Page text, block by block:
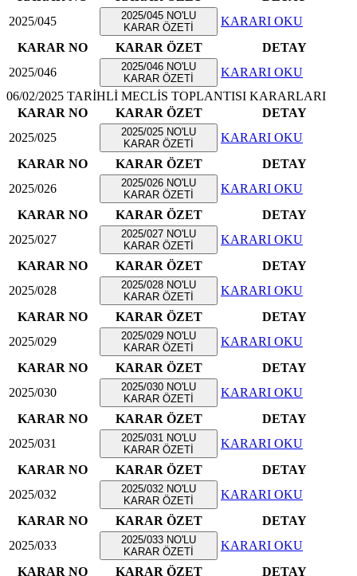
2025/045
2025/045 NO'LU
KARAR ÖZETİ
KARARI OKU
KARAR NO
KARAR ÖZET
DETAY
2025/046
2025/046 NO'LU
KARAR ÖZETİ
KARARI OKU
06/02/2025 TARİHLİ MECLİS TOPLANTISI KARARLARI
KARAR NO
KARAR ÖZET
DETAY
2025/025
2025/025 NO'LU
KARAR ÖZETİ
KARARI OKU
KARAR NO
KARAR ÖZET
DETAY
2025/026
2025/026 NO'LU
KARAR ÖZETİ
KARARI OKU
KARAR NO
KARAR ÖZET
DETAY
2025/027
2025/027 NO'LU
KARAR ÖZETİ
KARARI OKU
KARAR NO
KARAR ÖZET
DETAY
2025/028
2025/028 NO'LU
KARAR ÖZETİ
KARARI OKU
KARAR NO
KARAR ÖZET
DETAY
2025/029
2025/029 NO'LU
KARAR ÖZETİ
KARARI OKU
KARAR NO
KARAR ÖZET
DETAY
2025/030
2025/030 NO'LU
KARAR ÖZETİ
KARARI OKU
KARAR NO
KARAR ÖZET
DETAY
2025/031
2025/031 NO'LU
KARAR ÖZETİ
KARARI OKU
KARAR NO
KARAR ÖZET
DETAY
2025/032
2025/032 NO'LU
KARAR ÖZETİ
KARARI OKU
KARAR NO
KARAR ÖZET
DETAY
2025/033
2025/033 NO'LU
KARAR ÖZETİ
KARARI OKU
KARAR NO
KARAR ÖZET
DETAY